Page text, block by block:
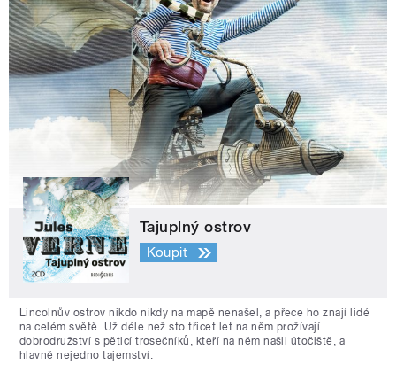
Tajuplný ostrov
Koupit
Lincolnův ostrov nikdo nikdy na mapě nenašel, a přece ho znají lidé
na celém světě. Už déle než sto třicet let na něm prožívají
dobrodružství s pěticí trosečníků, kteří na něm našli útočiště, a
hlavně nejedno tajemství.